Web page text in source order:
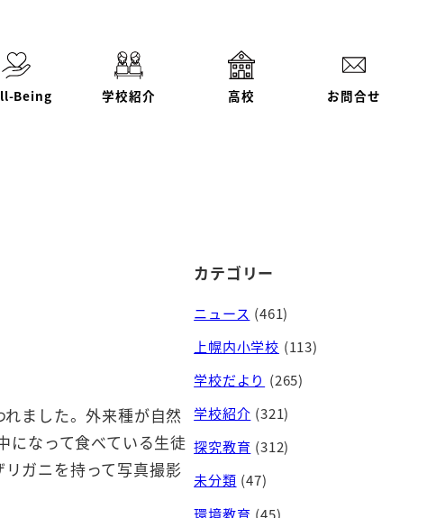
Being 学校紹介 高校 お問合せ
ました。外来種が自然
になって食べている生徒
ガニを持って写真撮影
カテゴリー
ニュース (461)
上幌内小学校 (113)
学校だより (265)
学校紹介 (321)
探究教育 (312)
未分類 (47)
環境教育 (45)